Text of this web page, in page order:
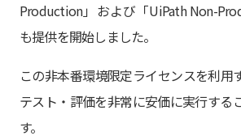
Production」および「UiPath Non-
も提供を開始しました。
この非本番環境限定ライセンスを利用
テスト・評価を非常に安価に実行する
す。